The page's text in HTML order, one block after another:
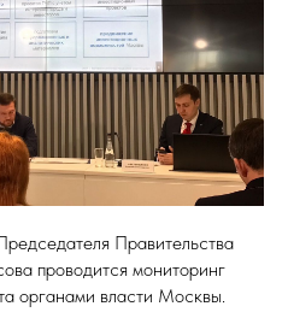
Правительства
проводится мониторинг
органами власти Москвы.